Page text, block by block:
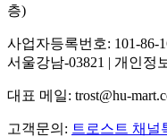
층)
사업자등록번호: 101-86-
서울강남-03821 | 개인정
대표 메일: trost@hu-
고객문의: 트로스트 채널